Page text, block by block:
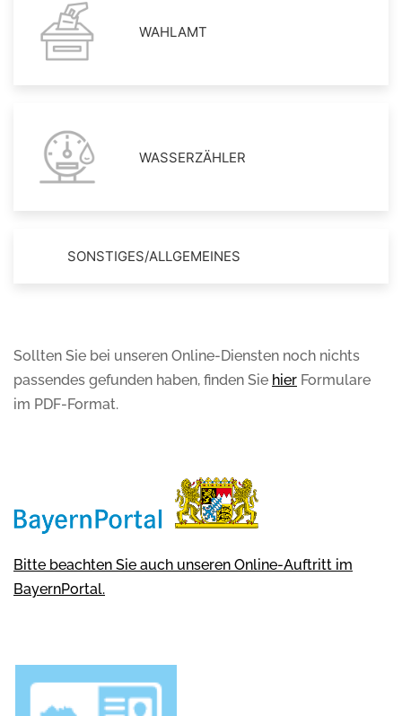
WAHLAMT
WASSERZÄHLER
SONSTIGES/ALLGEMEINES
Sollten Sie bei unseren Online-Diensten noch nichts
passendes gefunden haben, finden Sie hier Formulare
im PDF-Format.
Bitte beachten Sie auch unseren Online-Auftritt im
BayernPortal.